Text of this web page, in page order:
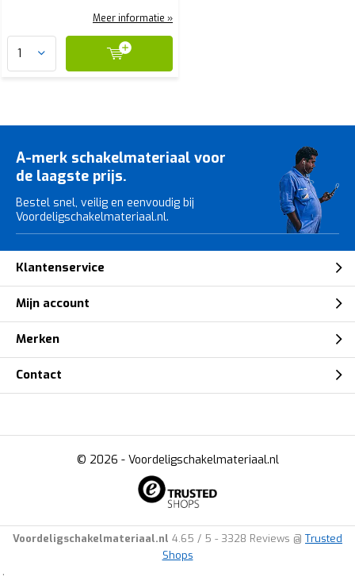
Meer informatie »
A-merk schakelmateriaal voor
de laagste prijs.
Bestel snel, veilig en eenvoudig bij
Voordeligschakelmateriaal.nl.
Klantenservice
Mijn account
Merken
Contact
© 2026 - Voordeligschakelmateriaal.nl
Voordeligschakelmateriaal.nl 4.65 / 5 - 3328 Reviews @ Trusted
Shops